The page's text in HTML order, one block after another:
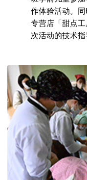
作体验活动。
专营店「甜点工
次活动的技术指